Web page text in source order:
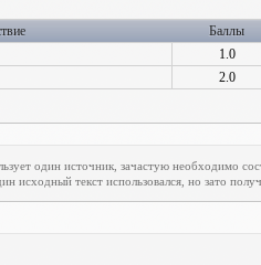
Баллы
1.0
2.0
один источник, зачастую необходимо
исходный текст использовался, но зато